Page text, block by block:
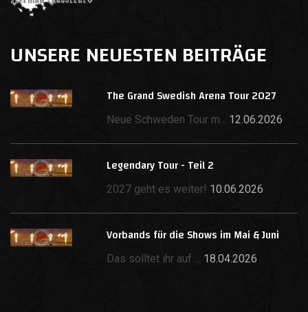
UNSERE NEUESTEN BEITRÄGE
The Grand Swedish Arena Tour 2027
Neue Schweden Tour m... 12.06.2026
Legendary Tour - Teil 2
2027 geht es weiter! 10.06.2026
Vorbands für die Shows im Mai & Juni
Das solltet ihr auf ... 18.04.2026